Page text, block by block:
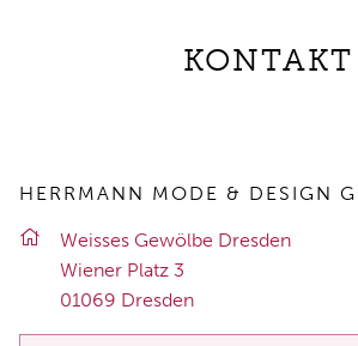
KONTAKT
HERRMANN MODE & DESIGN
Weis­ses Ge­wöl­be Dres­den
Wie­ner Platz 3
01069 Dres­den